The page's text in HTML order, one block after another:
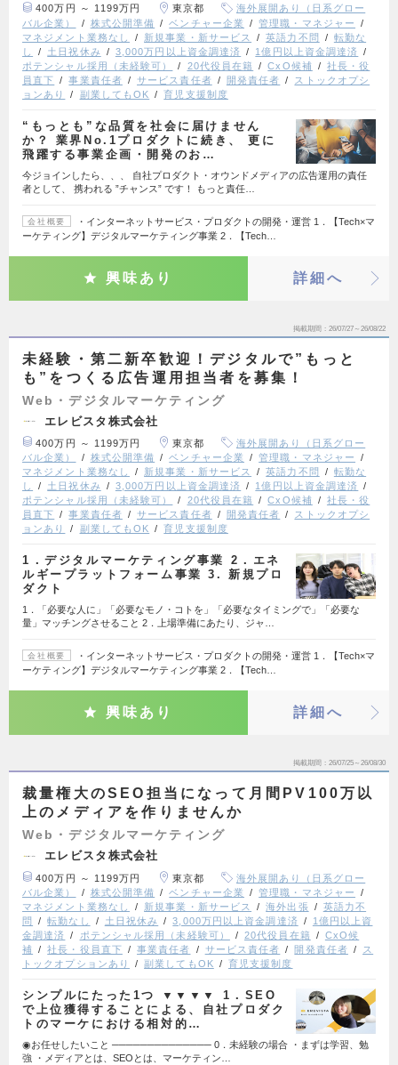
400万円 ～ 1199万円 東京都
海外展開あり（日系グロー
バル企業）
株式公開準備 ベンチャー企業
管理職・マネジャー
マネジメント業務なし
新規事業・新サービス 英語力不問
転勤な
し
土日祝休み 3,000万円以上資金調達済
1億円以上資金調達済
ポテンシャル採用（未経験可）
20代役員在籍 CxO候補
社長・役
員直下
事業責任者 サービス責任者 開発責任者
ストックオプシ
ョンあり
副業してもOK 育児支援制度
“もっとも”な品質を社会に届けません
か？ 業界No.1プロダクトに続き、 更に
飛躍する事業企画・開発のお…
今ジョインしたら、、、 自社プロダクト・オウンドメディアの広告運用の責任
者として、 携われる ”チャンス” です！ もっと責任…
会社概要
・インターネットサービス・プロダクトの開発・運営 1．【Tech×マ
ーケティング】デジタルマーケティング事業 2．【Tech…
興味あり 詳細へ
掲載期間 26/07/27～26/08/22
未経験・第二新卒歓迎！デジタルで”もっと
も”をつくる広告運用担当者を募集！
Web・デジタルマーケティング
エレビスタ株式会社
400万円 ～ 1199万円 東京都
海外展開あり（日系グロー
バル企業）
株式公開準備 ベンチャー企業
管理職・マネジャー
マネジメント業務なし
新規事業・新サービス 英語力不問
転勤な
し
土日祝休み 3,000万円以上資金調達済
1億円以上資金調達済
ポテンシャル採用（未経験可）
20代役員在籍 CxO候補
社長・役
員直下
事業責任者 サービス責任者 開発責任者
ストックオプシ
ョンあり
副業してもOK 育児支援制度
1．デジタルマーケティング事業 2．エネ
ルギープラットフォーム事業 3. 新規プロ
ダクト
1．「必要な人に」「必要なモノ・コトを」「必要なタイミングで」「必要な
量」マッチングさせること 2．上場準備にあたり、ジャ…
会社概要
・インターネットサービス・プロダクトの開発・運営 1．【Tech×マ
ーケティング】デジタルマーケティング事業 2．【Tech…
興味あり 詳細へ
掲載期間 26/07/25～26/08/30
裁量権大のSEO担当になって月間PV100万以
上のメディアを作りませんか
Web・デジタルマーケティング
エレビスタ株式会社
400万円 ～ 1199万円 東京都
海外展開あり（日系グロー
バル企業）
株式公開準備 ベンチャー企業
管理職・マネジャー
マネジメント業務なし
新規事業・新サービス 海外出張
英語力不
問
転勤なし 土日祝休み 3,000万円以上資金調達済
1億円以上資
金調達済
ポテンシャル採用（未経験可） 20代役員在籍
CxO候
補
社長・役員直下 事業責任者 サービス責任者 開発責任者
ス
トックオプションあり
副業してもOK 育児支援制度
シンプルにたった1つ ▼▼▼▼ 1．SEO
で上位獲得することによる、自社プロダク
トのマーケにおける相対的…
◉お任せしたいこと ────────────── 0．未経験の場合 ・まずは学習、勉
強 ・メディアとは、SEOとは、マーケティン…